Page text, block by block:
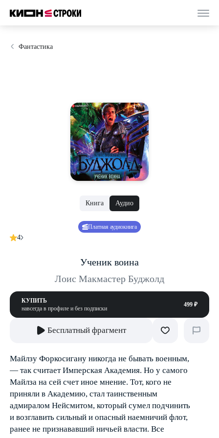
Фантастика
Книга Аудио
Платная аудиокнига
4
Ученик воина
Лоис Макмастер Буджолд
КУПИТЬ
навсегда в профиле и без подписки
499 ₽
Бесплатный фрагмент
Майлзу Форкосигану никогда не бывать военным,
— так считает Имперская Академия. Но у самого
Майлза на сей счет иное мнение. Тот, кого не
приняли в Академию, стал таинственным
адмиралом Нейсмитом, который сумел подчинить
и возглавить сильный и опасный наемничий флот,
ранее не признававший ничьей власти. Все